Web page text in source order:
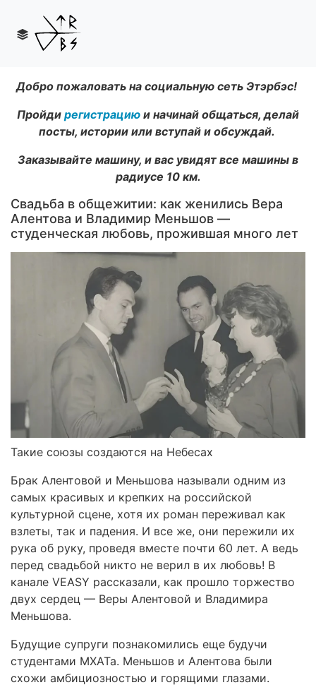
Добро пожаловать на социальную сеть Этэрбэс!
Пройди регистрацию и начинай общаться, делай
посты, истории или вступай и обсуждай.
Заказывайте машину, и вас увидят все машины в
радиусе 10 км.
Свадьба в общежитии: как женились Вера
Алентова и Владимир Меньшов —
студенческая любовь, прожившая много лет
Такие союзы создаются на Небесах
Брак Алентовой и Меньшова называли одним из
самых красивых и крепких на российской
культурной сцене, хотя их роман переживал как
взлеты, так и падения. И все же, они пережили их
рука об руку, проведя вместе почти 60 лет. А ведь
перед свадьбой никто не верил в их любовь! В
канале VEASY рассказали, как прошло торжество
двух сердец — Веры Алентовой и Владимира
Меньшова.
Будущие супруги познакомились еще будучи
студентами МХАТа. Меньшов и Алентова были
схожи амбициозностью и горящими глазами.